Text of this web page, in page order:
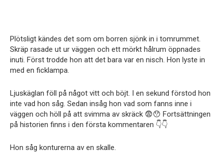
Plötsligt kändes det som om borren sjönk in i tomrummet.
Skräp rasade ut ur väggen och ett mörkt hålrum öppnades
inuti. Först trodde hon att det bara var en nisch. Hon lyste in
med en ficklampa.
Ljuskäglan föll på något vitt och böjt. I en sekund förstod hon
inte vad hon såg. Sedan insåg hon vad som fanns inne i
väggen och höll på att svimma av skräck 😨😯 Fortsättningen
på historien finns i den första kommentaren 👇👇
Hon såg konturerna av en skalle.